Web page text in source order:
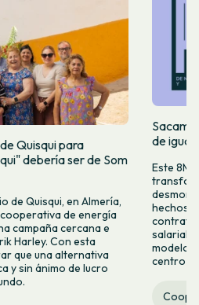
Quisqui para
debería ser de Som
de Quisqui, en Almería,
de energía
campaña cercana e
Harley. Con esta
que una alternativa
y sin ánimo de lucro
de
Este 8M,
hechos y
salarial y
modelo
centro